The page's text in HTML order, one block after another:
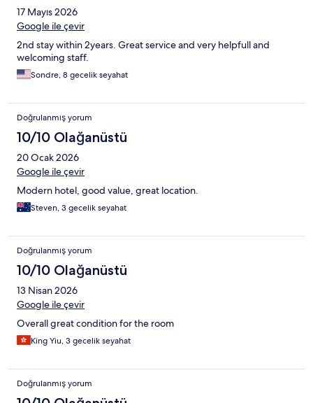
17 Mayıs 2026
Google ile çevir
2nd stay within 2years. Great service and very helpfull and
welcoming staff.
Sondre, 8 gecelik seyahat
Doğrulanmış yorum
10/10 Olağanüstü
20 Ocak 2026
Google ile çevir
Modern hotel, good value, great location.
Steven, 3 gecelik seyahat
Doğrulanmış yorum
10/10 Olağanüstü
13 Nisan 2026
Google ile çevir
Overall great condition for the room
King Yiu, 3 gecelik seyahat
Doğrulanmış yorum